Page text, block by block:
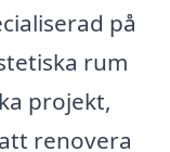
på
rum
projekt,
renovera